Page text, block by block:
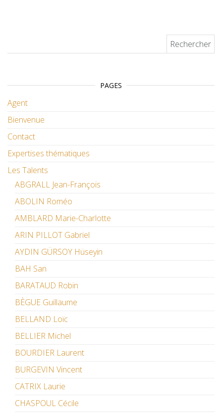
PAGES
Agent
Bienvenue
Contact
Expertises thématiques
Les Talents
ABGRALL Jean-François
ABOLIN Roméo
AMBLARD Marie-Charlotte
ARIN PILLOT Gabriel
AYDIN GÜRSOY Hüseyin
BAH San
BARATAUD Robin
BÈGUE Guillaume
BELLAND Loïc
BELLIER Michel
BOURDIER Laurent
BURGEVIN Vincent
CATRIX Laurie
CHASPOUL Cécile